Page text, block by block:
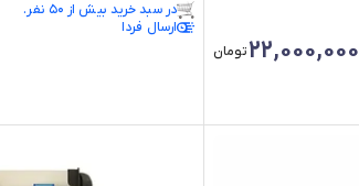
22,000,000تومان
در سبد خرید بیش از ۵۰ نفر.
فقط ۳ عدد در انبار موجود است.
ارسال فردا